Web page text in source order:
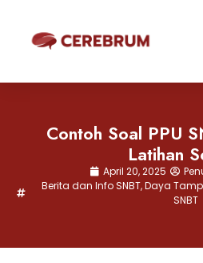
Contoh Soal PPU
Latihan
April 20, 2025
Berita dan Info SNBT,Daya
SNBT